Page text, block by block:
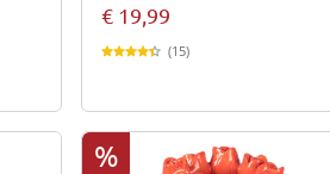
€ 19,99
(15)
%